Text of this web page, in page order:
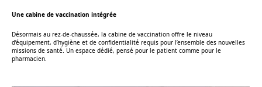
Une cabine de vaccination intégrée
Désormais au rez-de-chaussée, la cabine de vaccination offre le niveau
d’équipement, d’hygiène et de confidentialité requis pour l’ensemble des nouvelles
missions de santé. Un espace dédié, pensé pour le patient comme pour le
pharmacien.